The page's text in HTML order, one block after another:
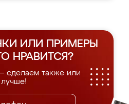
ИЛИ ПРИМЕРЫ
НРАВИТСЯ?
сделаем также или
лучше!